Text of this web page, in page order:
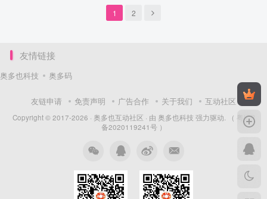
1 2
友情链接
奥多也科技 奥多码
友链申请 免责声明 广告合作 关于我们 互动社区
Copyright © 2017-2026 · 奥多也互动社区 · 由 奥多也科技 强力驱动.
（ 粤ICP
备2020119241号 ）